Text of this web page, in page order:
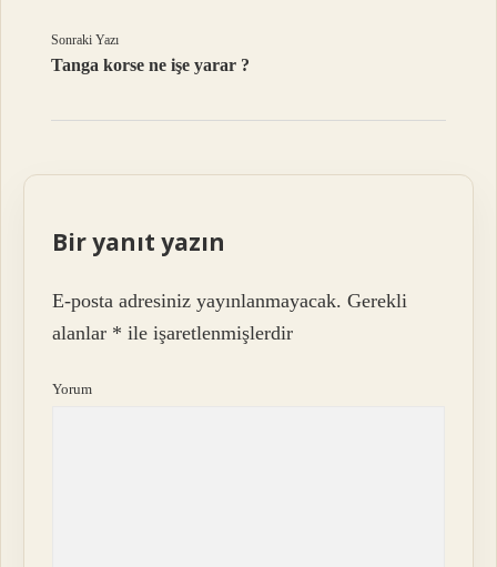
Sonraki Yazı
Tanga korse ne işe yarar ?
Bir yanıt yazın
E-posta adresiniz yayınlanmayacak. Gerekli
alanlar * ile işaretlenmişlerdir
Yorum